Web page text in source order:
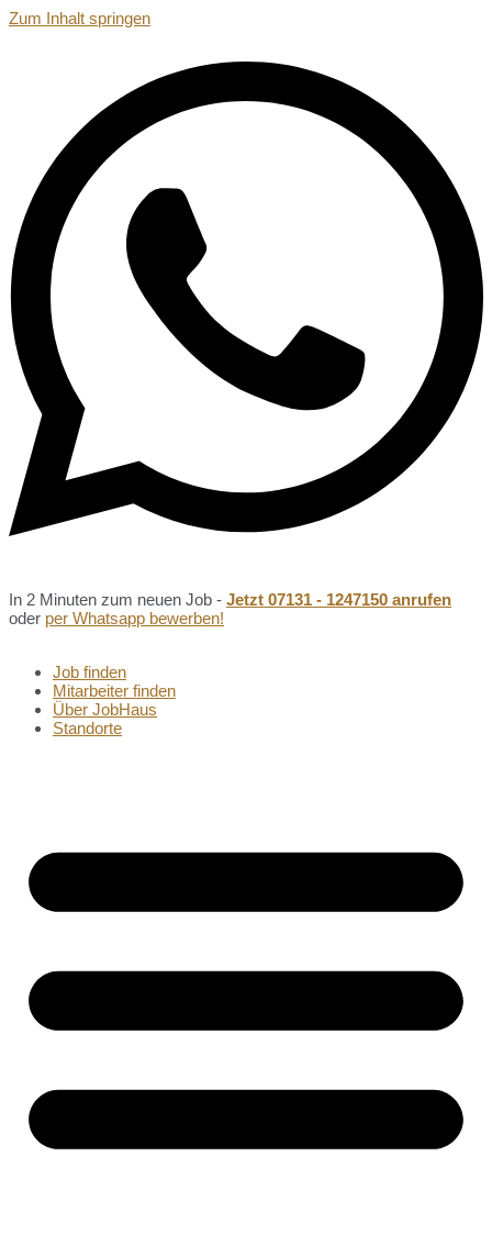
Zum Inhalt springen
In 2 Minuten zum neuen Job - Jetzt 07131 - 1247150 anrufen
oder per Whatsapp bewerben!
Job finden
Mitarbeiter finden
Über JobHaus
Standorte